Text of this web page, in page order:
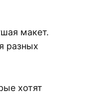
макет.
разных
хотят